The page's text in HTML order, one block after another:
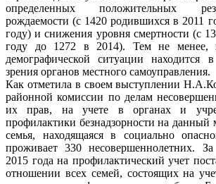
определенных положительных
рождаемости (с 1420 родившихся в 2011
году) и снижения уровня смертности (с
году до 1272 в 2014). Тем не менее,
демографической ситуации находится
зрения органов местного самоуправления.
Как отметила в своем выступлении
районной комиссии по делам
их прав, на учете в органах и
профилактики безнадзорности на данный
семья, находящаяся в социально
проживает 330 несовершеннолетних.
2015 года на профилактический учет
отношении всех семей, состоящих на